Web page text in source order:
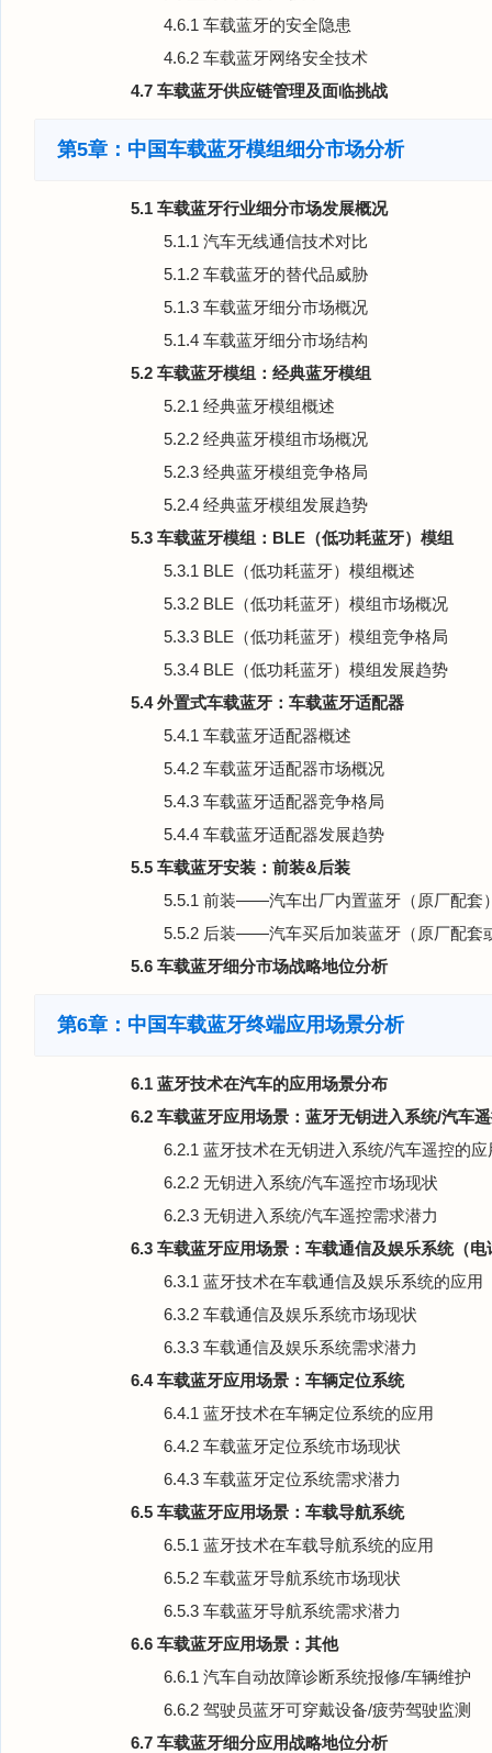
4.6.1 车载蓝牙的安全隐患
4.6.2 车载蓝牙网络安全技术
4.7 车载蓝牙供应链管理及面临挑战
第5章：中国车载蓝牙模组细分市场分析
5.1 车载蓝牙行业细分市场发展概况
5.1.1 汽车无线通信技术对比
5.1.2 车载蓝牙的替代品威胁
5.1.3 车载蓝牙细分市场概况
5.1.4 车载蓝牙细分市场结构
5.2 车载蓝牙模组：经典蓝牙模组
5.2.1 经典蓝牙模组概述
5.2.2 经典蓝牙模组市场概况
5.2.3 经典蓝牙模组竞争格局
5.2.4 经典蓝牙模组发展趋势
5.3 车载蓝牙模组：BLE（低功耗蓝牙）模组
5.3.1 BLE（低功耗蓝牙）模组概述
5.3.2 BLE（低功耗蓝牙）模组市场概况
5.3.3 BLE（低功耗蓝牙）模组竞争格局
5.3.4 BLE（低功耗蓝牙）模组发展趋势
5.4 外置式车载蓝牙：车载蓝牙适配器
5.4.1 车载蓝牙适配器概述
5.4.2 车载蓝牙适配器市场概况
5.4.3 车载蓝牙适配器竞争格局
5.4.4 车载蓝牙适配器发展趋势
5.5 车载蓝牙安装：前装&后装
5.5.1 前装——汽车出厂内置蓝牙（原厂配套
5.5.2 后装——汽车买后加装蓝牙（原厂配套
5.6 车载蓝牙细分市场战略地位分析
第6章：中国车载蓝牙终端应用场景分析
6.1 蓝牙技术在汽车的应用场景分布
6.2 车载蓝牙应用场景：蓝牙无钥进入系统/汽车
6.2.1 蓝牙技术在无钥进入系统/汽车遥控的应
6.2.2 无钥进入系统/汽车遥控市场现状
6.2.3 无钥进入系统/汽车遥控需求潜力
6.3 车载蓝牙应用场景：车载通信及娱乐系统（电
6.3.1 蓝牙技术在车载通信及娱乐系统的应用
6.3.2 车载通信及娱乐系统市场现状
6.3.3 车载通信及娱乐系统需求潜力
6.4 车载蓝牙应用场景：车辆定位系统
6.4.1 蓝牙技术在车辆定位系统的应用
6.4.2 车载蓝牙定位系统市场现状
6.4.3 车载蓝牙定位系统需求潜力
6.5 车载蓝牙应用场景：车载导航系统
6.5.1 蓝牙技术在车载导航系统的应用
6.5.2 车载蓝牙导航系统市场现状
6.5.3 车载蓝牙导航系统需求潜力
6.6 车载蓝牙应用场景：其他
6.6.1 汽车自动故障诊断系统报修/车辆维护
6.6.2 驾驶员蓝牙可穿戴设备/疲劳驾驶监测
6.7 车载蓝牙细分应用战略地位分析